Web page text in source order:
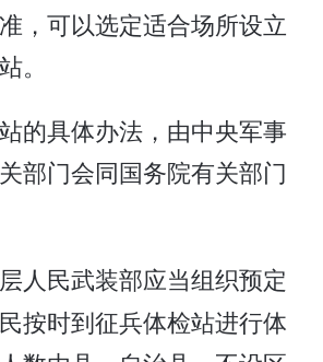
，可以选定适合场所设立
。
的具体办法，由中央军事
部门会同国务院有关部门
人民武装部应当组织预定
按时到征兵体检站进行体